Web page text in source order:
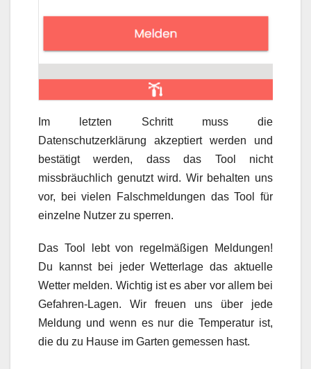
Im letzten Schritt muss die
Datenschutzerklärung akzeptiert werden und
bestätigt werden, dass das Tool nicht
missbräuchlich genutzt wird. Wir behalten uns
vor, bei vielen Falschmeldungen das Tool für
einzelne Nutzer zu sperren.
Das Tool lebt von regelmäßigen Meldungen!
Du kannst bei jeder Wetterlage das aktuelle
Wetter melden. Wichtig ist es aber vor allem bei
Gefahren-Lagen. Wir freuen uns über jede
Meldung und wenn es nur die Temperatur ist,
die du zu Hause im Garten gemessen hast.